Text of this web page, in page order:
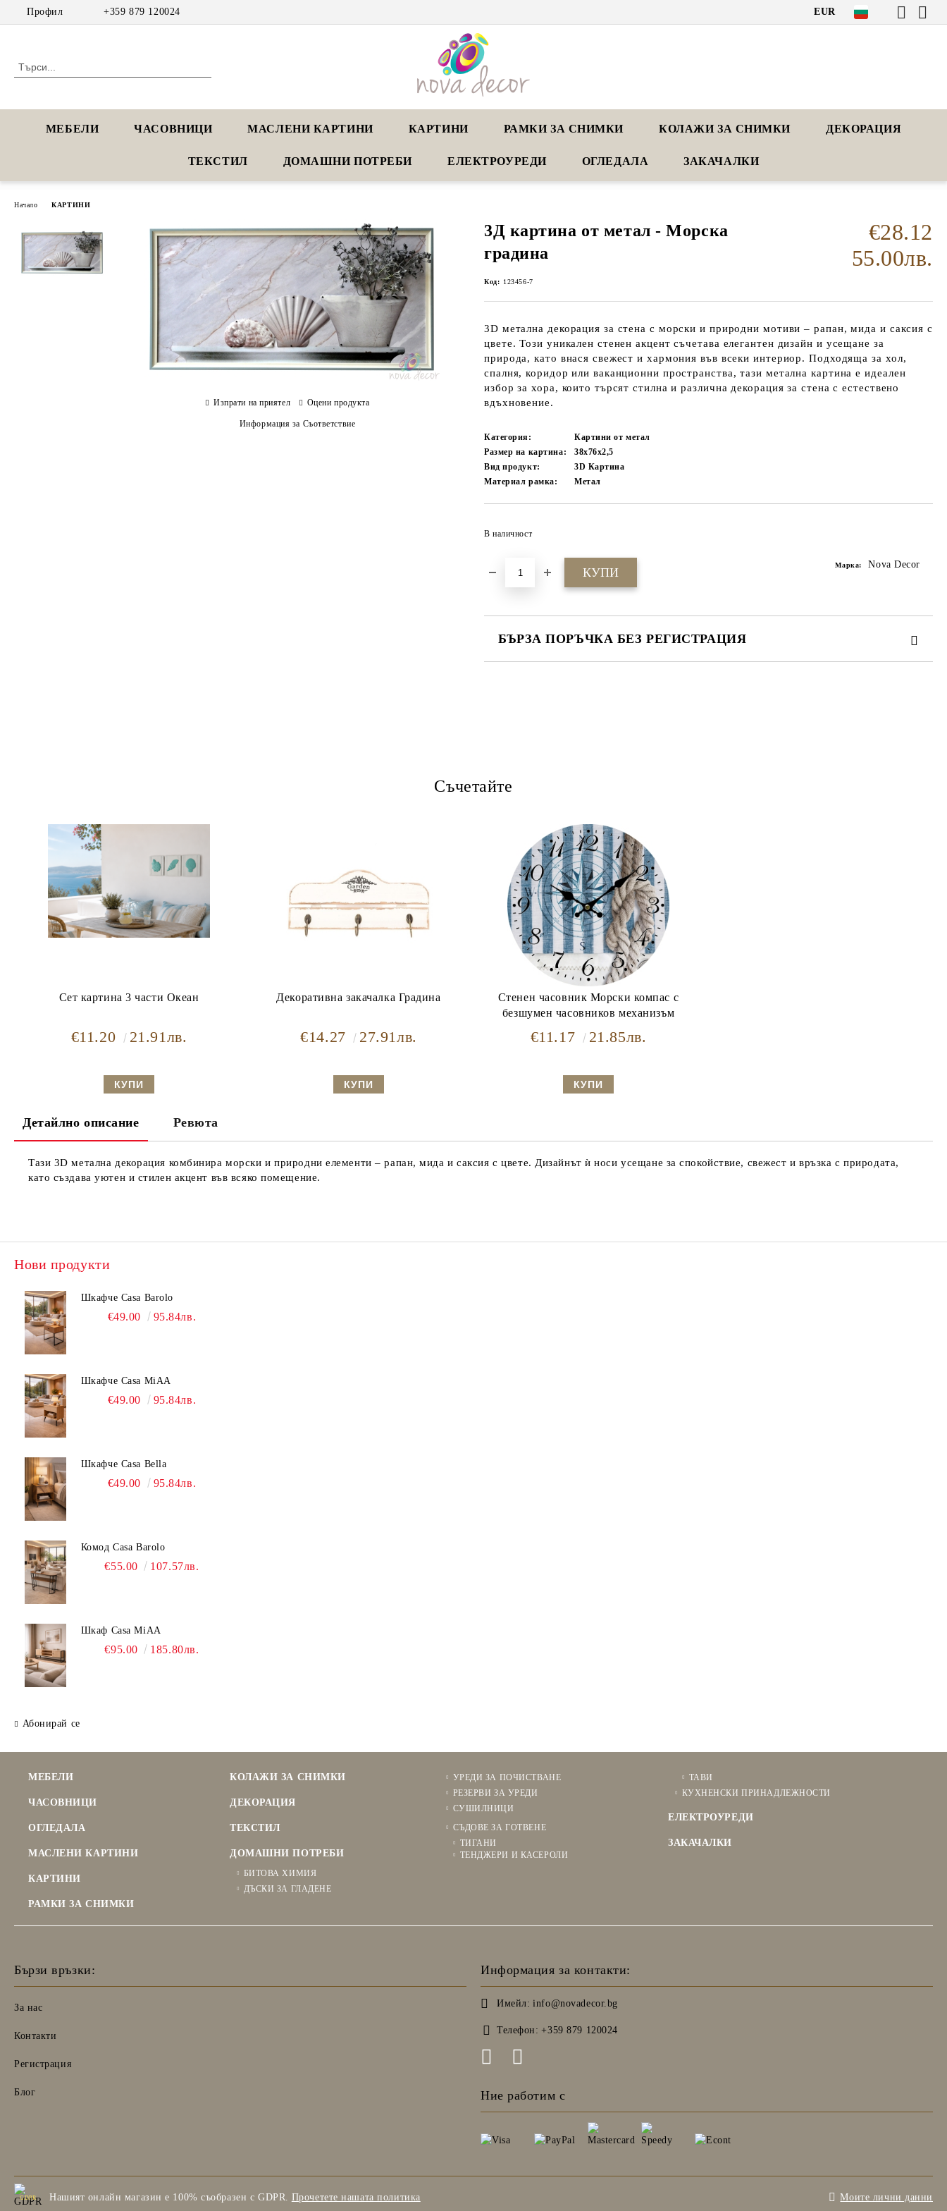
Профил +359 879 120024 EUR
МЕБЕЛИ ЧАСОВНИЦИ МАСЛЕНИ КАРТИНИ КАРТИНИ РАМКИ ЗА СНИМКИ КОЛАЖИ ЗА СНИМКИ ДЕКОРАЦИЯ
ТЕКСТИЛ ДОМАШНИ ПОТРЕБИ ЕЛЕКТРОУРЕДИ ОГЛЕДАЛА ЗАКАЧАЛКИ
Начало КАРТИНИ
3Д картина от метал - Морска
градина
€28.12
55.00лв.
Код: 123456-7
3D метална декорация за стена с морски и природни мотиви – рапан, мида и саксия с
цвете. Този уникален стенен акцент съчетава елегантен дизайн и усещане за
природа, като внася свежест и хармония във всеки интериор. Подходяща за хол,
спалня, коридор или ваканционни пространства, тази метална картина е идеален
избор за хора, които търсят стилна и различна декорация за стена с естествено
вдъхновение.
Категория:
Картини от метал
Размер на картина:
38х76х2,5
Вид продукт:
3D Картина
Материал рамка:
Метал
В наличност
Марка: Nova Decor
БЪРЗА ПОРЪЧКА БЕЗ РЕГИСТРАЦИЯ
Изпрати на приятел Оцени продукта
Информация за Съответствие
Съчетайте
Сет картина 3 части Океан
€11.20 21.91лв.
Декоративна закачалка Градина
€14.27 27.91лв.
Стенен часовник Морски компас с
безшумен часовников механизъм
€11.17 21.85лв.
Детайлно описание Ревюта
Тази 3D метална декорация комбинира морски и природни елементи – рапан, мида и саксия с цвете. Дизайнът ѝ носи усещане за спокойствие, свежест и връзка с природата,
като създава уютен и стилен акцент във всяко помещение.
Нови продукти
Шкафче Casa Barolo
€49.00 95.84лв.
Шкафче Casa MiAA
€49.00 95.84лв.
Шкафче Casa Bella
€49.00 95.84лв.
Комод Casa Barolo
€55.00 107.57лв.
Шкаф Casa MiAA
€95.00 185.80лв.
Абонирай се
МЕБЕЛИ
ЧАСОВНИЦИ
ОГЛЕДАЛА
МАСЛЕНИ КАРТИНИ
КАРТИНИ
РАМКИ ЗА СНИМКИ
КОЛАЖИ ЗА СНИМКИ
ДЕКОРАЦИЯ
ТЕКСТИЛ
ДОМАШНИ ПОТРЕБИ
БИТОВА ХИМИЯ
ДЪСКИ ЗА ГЛАДЕНЕ
УРЕДИ ЗА ПОЧИСТВАНЕ
РЕЗЕРВИ ЗА УРЕДИ
СУШИЛНИЦИ
СЪДОВЕ ЗА ГОТВЕНЕ
ТИГАНИ
ТЕНДЖЕРИ И КАСЕРОЛИ
ТАВИ
КУХНЕНСКИ ПРИНАДЛЕЖНОСТИ
ЕЛЕКТРОУРЕДИ
ЗАКАЧАЛКИ
Бързи връзки:
За нас
Контакти
Регистрация
Блог
Информация за контакти:
Имейл: info@novadecor.bg
Телефон: +359 879 120024
Ние работим с
GDPR Нашият онлайн магазин е 100% съобразен с GDPR. Прочетете нашата политика Моите лични данни